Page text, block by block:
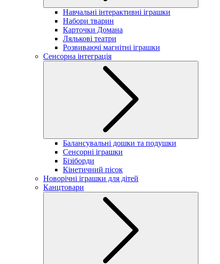
Навчальні інтерактивні іграшки
Набори тварин
Карточки Домана
Лялькові театри
Розвиваючі магнітні іграшки
Сенсорна інтеграція
Балансувальні дошки та подушки
Сенсорні іграшки
Бізіборди
Кінетичний пісок
Новорічні іграшки для дітей
Канцтовари